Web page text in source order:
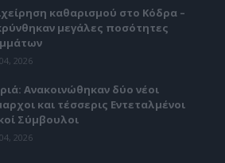
καθαρισμού στο Κόδρα –
μεγάλες ποσότητες
2026
Ανακοινώθηκαν δύο νέοι
και τέσσερις Εντεταλμένοι
Σύμβουλοι
2026